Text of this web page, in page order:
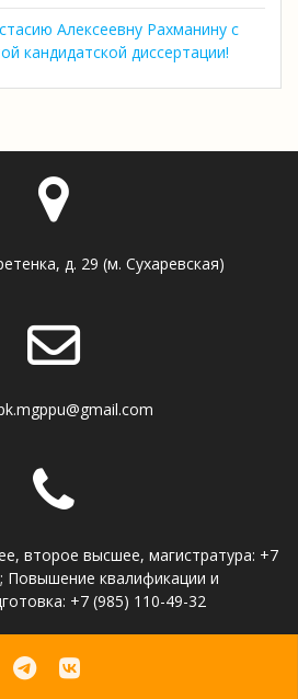
Алексеевну Рахманину с
кандидатской диссертации!
д. 29 (м. Сухаревская)
второе высшее, магистратура: +7
Повышение квалификации и
+7 (985) 110-49-32